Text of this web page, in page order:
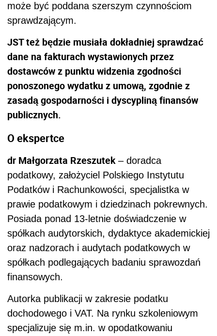
może być poddana szerszym czynnościom
sprawdzającym.
JST też będzie musiała dokładniej sprawdzać
dane na fakturach wystawionych przez
dostawców z punktu widzenia zgodności
ponoszonego wydatku z umową, zgodnie z
zasadą gospodarności i dyscypliną finansów
publicznych.
O ekspertce
dr Małgorzata Rzeszutek – doradca
podatkowy, założyciel Polskiego Instytutu
Podatków i Rachunkowości, specjalistka w
prawie podatkowym i dziedzinach pokrewnych.
Posiada ponad 13-letnie doświadczenie w
spółkach audytorskich, dydaktyce akademickiej
oraz nadzorach i audytach podatkowych w
spółkach podlegających badaniu sprawozdań
finansowych.
Autorka publikacji w zakresie podatku
dochodowego i VAT. Na rynku szkoleniowym
specjalizuje się m.in. w opodatkowaniu